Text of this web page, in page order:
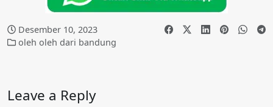
Desember 10, 2023
oleh oleh dari bandung
Leave a Reply